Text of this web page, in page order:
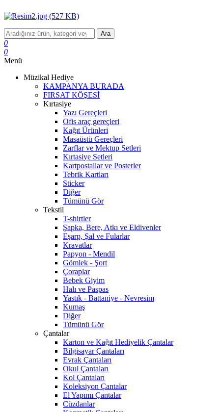
Ara
0
0
Menü
Müzikal Hediye
KAMPANYA BURADA
FIRSAT KÖŞESİ
Kırtasiye
Yazı Gereçleri
Ofis araç gereçleri
Kağıt Ürünleri
Masaüstü Gereçleri
Zarflar ve Mektup Setleri
Kırtasiye Setleri
Kartpostallar ve Posterler
Tebrik Kartları
Sticker
Diğer
Tümünü Gör
Tekstil
T-shirtler
Şapka, Bere, Atkı ve Eldivenler
Eşarp, Şal ve Fularlar
Kravatlar
Papyon - Mendil
Gömlek - Şort
Çoraplar
Bebek Giyim
Halı ve Paspas
Yastık - Battaniye - Nevresim
Kumaş
Diğer
Tümünü Gör
Çantalar
Karton ve Kağıt Hediyelik Çantalar
Bilgisayar Çantaları
Evrak Çantaları
Okul Çantaları
Kol Çantaları
Koleksiyon Çantalar
El Yapımı Çantalar
Cüzdanlar